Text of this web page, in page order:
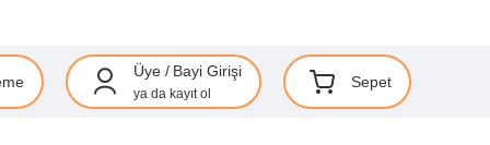
Üye / Bayi Girişi
ya da kayıt ol
Sepet